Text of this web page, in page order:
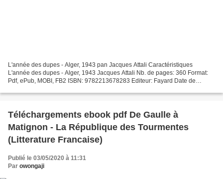
L'année des dupes - Alger, 1943 pan Jacques Attali Caractéristiques
L'année des dupes - Alger, 1943 Jacques Attali Nb. de pages: 360 Format:
Pdf, ePub, MOBI, FB2 ISBN: 9782213678283 Editeur: Fayard Date de
Téléchargements ebook pdf De Gaulle à
Matignon - La République des Tourmentes
(Litterature Francaise)
Publié le 03/05/2020 à 11:31
Par owongaji